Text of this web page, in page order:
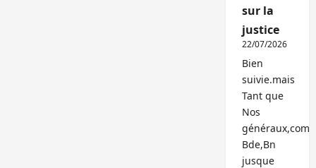
sur la
justice
22/07/2026
Bien
suivie.mais
Tant que
Nos
généraux,com
Bde,Bn
jusque